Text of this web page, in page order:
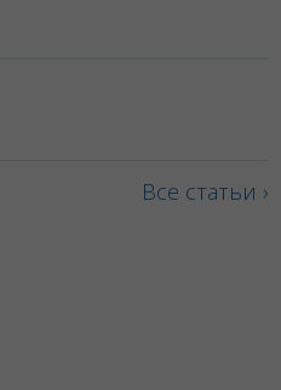
Все статьи ›